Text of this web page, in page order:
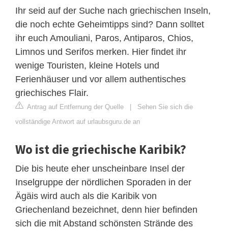
Ihr seid auf der Suche nach griechischen Inseln,
die noch echte Geheimtipps sind? Dann solltet
ihr euch Amouliani, Paros, Antiparos, Chios,
Limnos und Serifos merken. Hier findet ihr
wenige Touristen, kleine Hotels und
Ferienhäuser und vor allem authentisches
griechisches Flair.
Antrag auf Entfernung der Quelle | Sehen Sie sich die
vollständige Antwort auf urlaubsguru.de an
Wo ist die griechische Karibik?
Die bis heute eher unscheinbare Insel der
Inselgruppe der nördlichen Sporaden in der
Ägäis wird auch als die Karibik von
Griechenland bezeichnet, denn hier befinden
sich die mit Abstand schönsten Strände des